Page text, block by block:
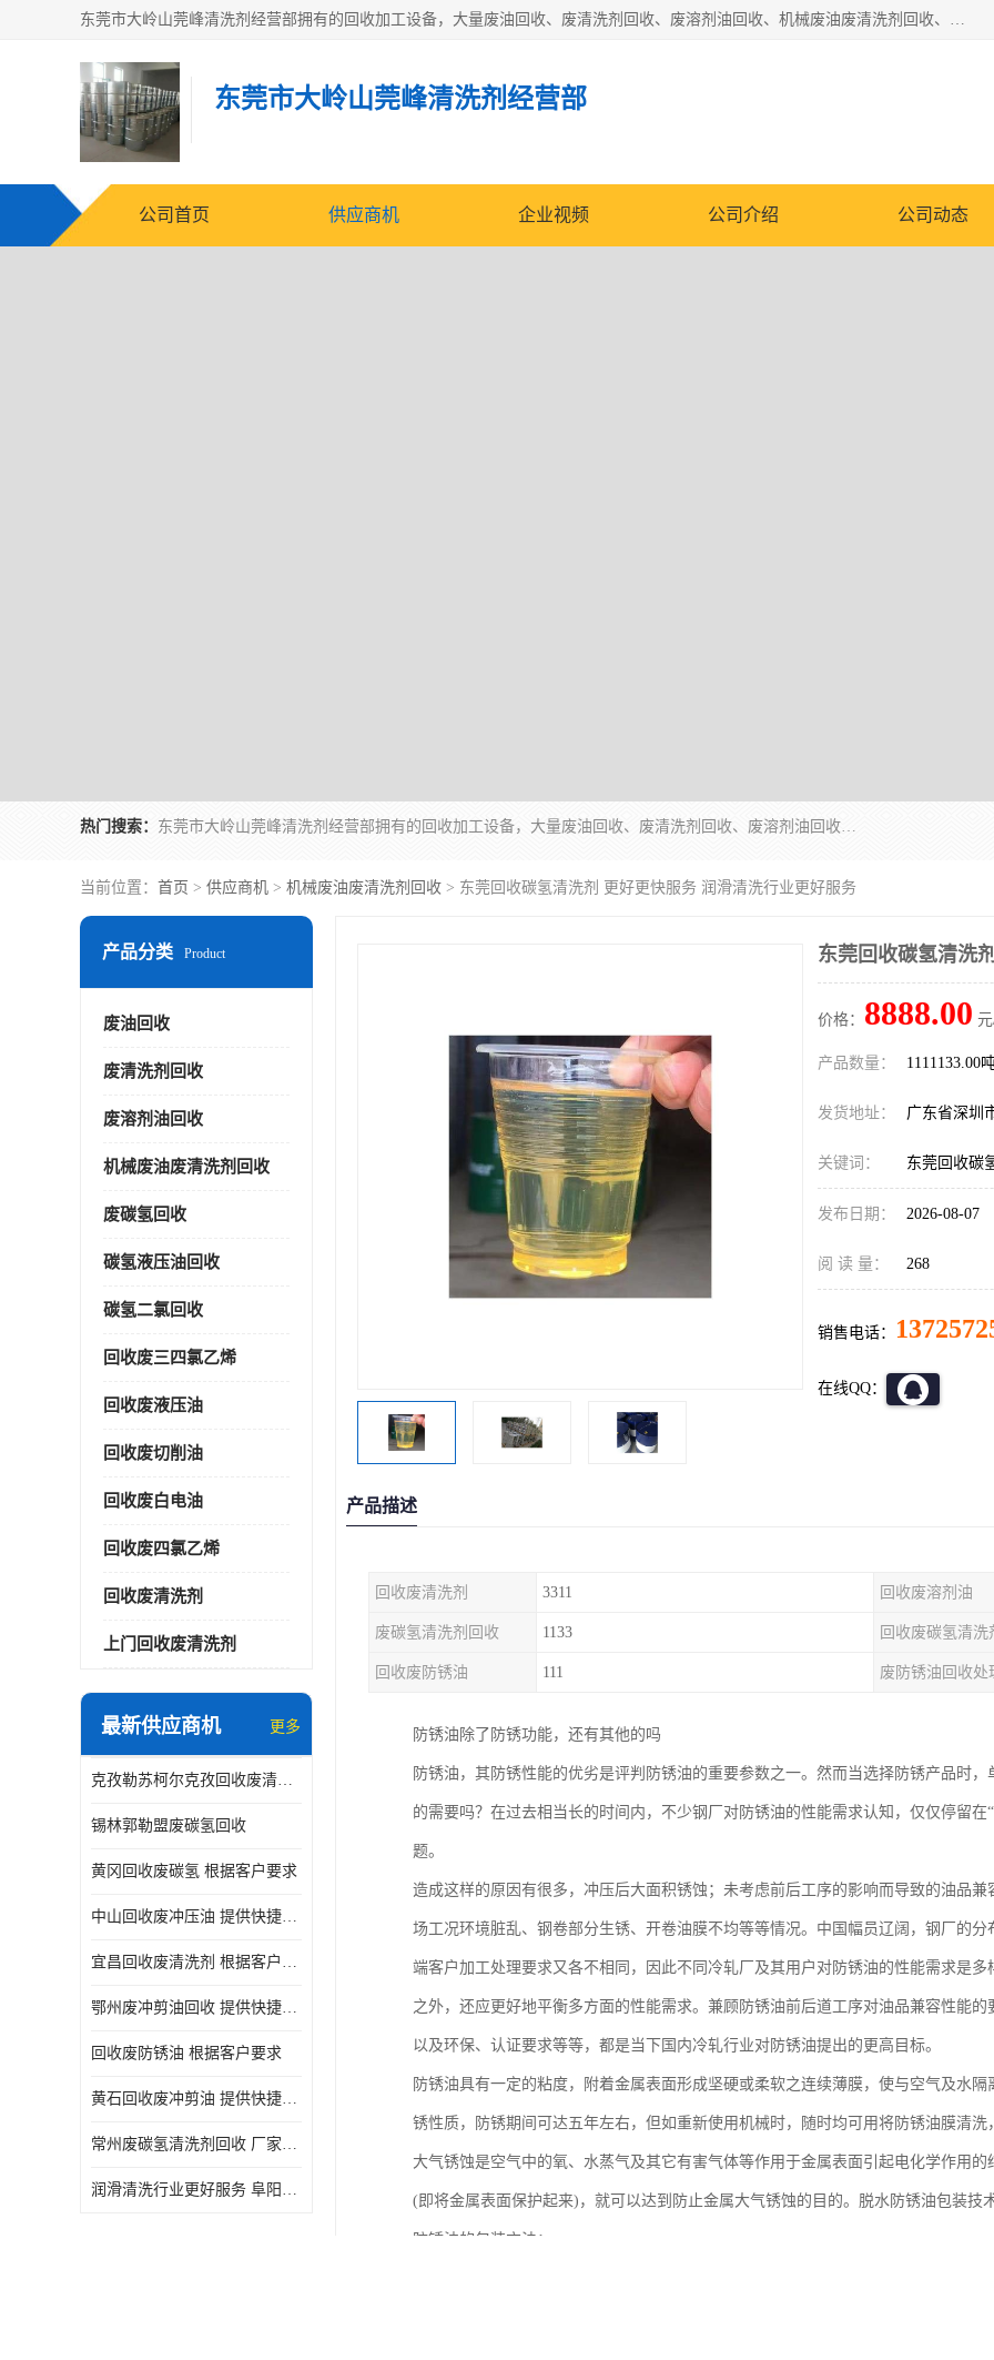
东莞市大岭山莞峰清洗剂经营部拥有的回收加工设备，大量废油回收、废清洗剂回收、废溶剂油回收、机械废油废清洗剂回收、废碳氢回收、碳氢液压油回收、碳氢二氯回收等废清洗剂处理；我们只是提供废旧化工原料的循环使用存放点，执行正规的存放，有正规的回收资质处理。同时我们公司批发零售回收级清洗剂，脱模油再生基础油，质量保证。
东莞市大岭山莞峰清洗剂经营部
公司首页 供应商机 企业视频 公司介绍 公司动态
热门搜索： 东莞市大岭山莞峰清洗剂经营部拥有的回收加工设备，大量废油回收、废清洗剂回收、废溶剂油回收、机械废油废清洗剂回收、废碳氢回收、碳氢液压油回收、碳氢二氯回收等废清洗剂处理；我们只是提供废旧化工原料的循环使用存放点，执行正规的存放，有正规的回收资质处理。同时我们公司批发零售回收级清洗剂，脱模油再生基础油，质量保证。
当前位置： 首页 > 供应商机 > 机械废油废清洗剂回收 > 东莞回收碳氢清洗剂 更好更快服务 润滑清洗行业更好服务
产品分类 Product
废油回收
废清洗剂回收
废溶剂油回收
机械废油废清洗剂回收
废碳氢回收
碳氢液压油回收
碳氢二氯回收
回收废三四氯乙烯
回收废液压油
回收废切削油
回收废白电油
回收废四氯乙烯
回收废清洗剂
上门回收废清洗剂
最新供应商机 更多
克孜勒苏柯尔克孜回收废清洗剂
锡林郭勒盟废碳氢回收
黄冈回收废碳氢 根据客户要求
中山回收废冲压油 提供快捷上门处理
宜昌回收废清洗剂 根据客户要求
鄂州废冲剪油回收 提供快捷上门处理
回收废防锈油 根据客户要求
黄石回收废冲剪油 提供快捷上门处理
常州废碳氢清洗剂回收 厂家价格
润滑清洗行业更好服务 阜阳回收废防锈油
东莞回收碳氢清洗
价格： 8888.00
产品数量： 1111133.00
发货地址： 广东省深
关键词： 东莞回收碳
发布日期： 2026-08-07
阅 读 量： 268
销售电话：
在线QQ：
产品描述
回收废清洗剂 3311 回收废溶剂油
废碳氢清洗剂回收 1133 回收废碳氢清洗
回收废防锈油 111 废防锈油回收处
防锈油除了防锈功能，还有其他的吗
防锈油，其防锈性能的优劣是评判防锈油的重要参数之一。然而当选择防锈产品时
的需要吗？在过去相当长的时间内，不少钢厂对防锈油的性能需求认知，仅仅停留
题。
造成这样的原因有很多，冲压后大面积锈蚀；未考虑前后工序的影响而导致的油品
场工况环境脏乱、钢卷部分生锈、开卷油膜不均等等情况。中国幅员辽阔，钢厂的
端客户加工处理要求又各不相同，因此不同冷轧厂及其用户对防锈油的性能需求是
之外，还应更好地平衡多方面的性能需求。兼顾防锈油前后道工序对油品兼容性能
以及环保、认证要求等等，都是当下国内冷轧行业对防锈油提出的更高目标。
防锈油具有一定的粘度，附着金属表面形成坚硬或柔软之连续薄膜，使与空气及水
锈性质，防锈期间可达五年左右，但如重新使用机械时，随时均可用将防锈油膜清
大气锈蚀是空气中的氧、水蒸气及其它有害气体等作用于金属表面引起电化学作用
(即将金属表面保护起来)，就可以达到防止金属大气锈蚀的目的。脱水防锈油包装技
防锈油的包装方法：